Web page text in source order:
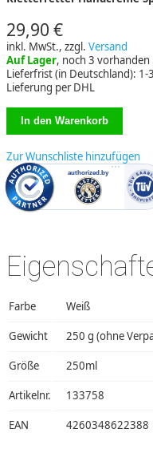
29,90 €
inkl. MwSt., zzgl. Versand
Auf Lager, noch 3 vorhanden
Lieferfrist (in Deutschland): 1-
Lieferung per DHL
Zur Wunschliste hinzufügen
Farbe Weiß
Gewicht 250 g (ohne
Größe 250ml
Artikelnr. 133758
EAN 4260348622388